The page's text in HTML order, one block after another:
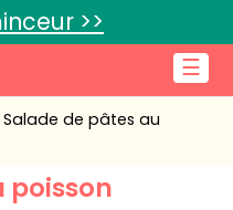
☰
>>
Salade de pâtes au
poisson